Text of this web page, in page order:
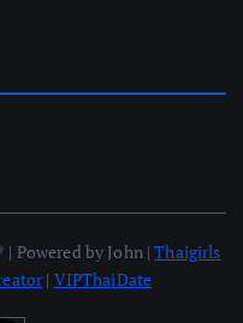
Powered by John |Thaigirls
| VIPThaiDate